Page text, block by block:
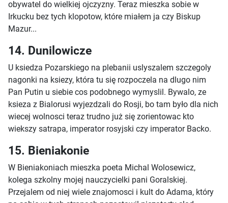
obywatel do wielkiej ojczyzny. Teraz mieszka sobie w
Irkucku bez tych klopotow, które miałem ja czy Biskup
Mazur...
14. Dunilowicze
U ksiedza Pozarskiego na plebanii uslyszalem szczegoly
nagonki na ksiezy, która tu się rozpoczela na dlugo nim
Pan Putin u siebie cos podobnego wymyslil. Bywalo, ze
ksieza z Bialorusi wyjezdzali do Rosji, bo tam było dla nich
wiecej wolnosci teraz trudno już się zorientowac kto
wiekszy satrapa, imperator rosyjski czy imperator Backo.
15. Bieniakonie
W Bieniakoniach mieszka poeta Michal Wolosewicz,
kolega szkolny mojej nauczycielki pani Goralskiej.
Przejalem od niej wiele znajomosci i kult do Adama, który